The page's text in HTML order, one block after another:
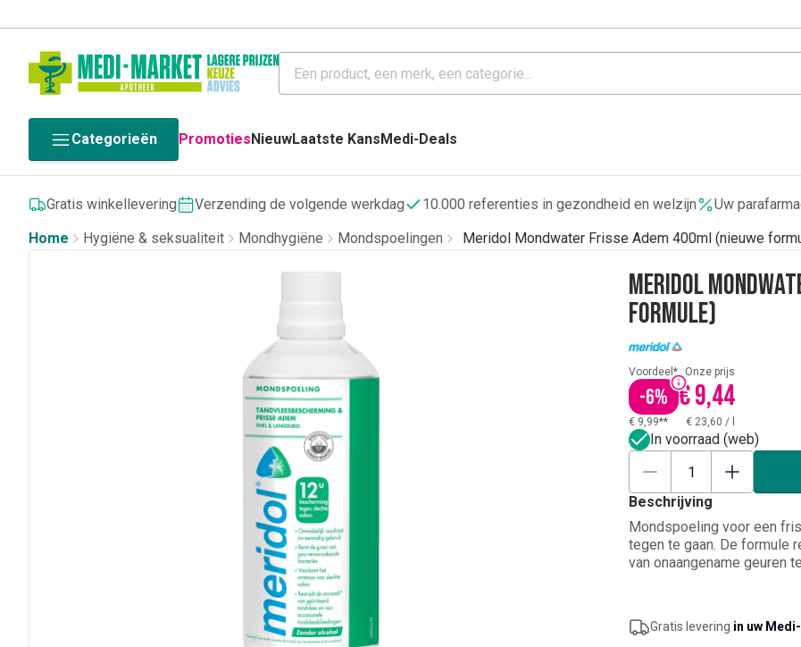
Categorieën PromotiesNieuwLaatste KansMedi-Deals
Gratis winkellevering Verzending de volgende werkdag 10.000 referenties in gezondheid en welzijn
Uw
Home
Hygiëne & seksualiteit Mondhygiëne Mondspoelingen Meridol Mondwater Frisse Adem 400ml (nieuwe
Meridol
formule)
Voordeel*
-6%
Onze prijs
€ 9,44
€ 9,99** € 23,60 /
In voorraad (web)
Beschrijving
Mondspoeling voor een
tegen te gaan. De formule
van onaangename geuren
Gratis levering in uw